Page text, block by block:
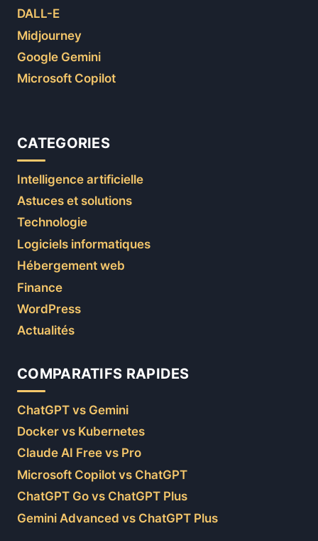
DALL-E
Midjourney
Google Gemini
Microsoft Copilot
CATEGORIES
Intelligence artificielle
Astuces et solutions
Technologie
Logiciels informatiques
Hébergement web
Finance
WordPress
Actualités
COMPARATIFS RAPIDES
ChatGPT vs Gemini
Docker vs Kubernetes
Claude AI Free vs Pro
Microsoft Copilot vs ChatGPT
ChatGPT Go vs ChatGPT Plus
Gemini Advanced vs ChatGPT Plus